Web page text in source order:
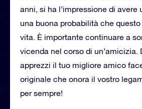
anni, si ha l’impressione di avere
una buona probabilità che
vita. È importante continuare a
vicenda nel corso di un’amicizia.
apprezzi il tuo migliore amico
originale che onora il vostro
per sempre!